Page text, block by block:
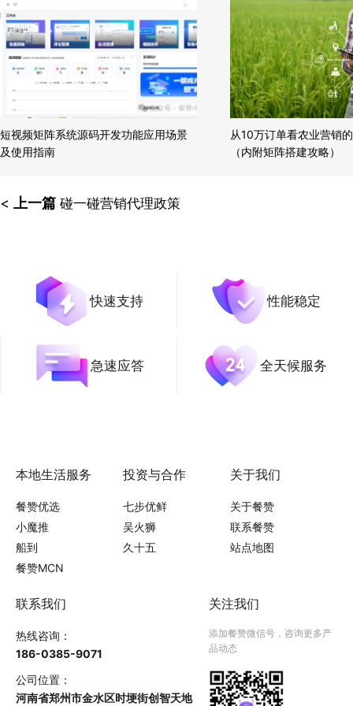
短视频矩阵系统源码开发功能应用场景
及使用指南
从10万订单看农业营销
（内附矩阵搭建攻略）
< 上一篇 碰一碰营销代理政策
快速支持 性能稳定
急速应答 全天候服务
本地生活服务
餐赞优选
小魔推
船到
餐赞MCN
投资与合作
七步优鲜
吴火狮
久十五
关于我们
关于餐赞
联系餐赞
站点地图
联系我们
热线咨询：
186-0385-9071
公司位置：
河南省郑州市金水区时埂街创智天地
关注我们
添加餐赞微信号，咨询更多产
品动态